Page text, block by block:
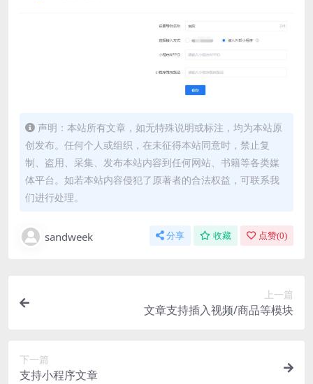
声明：本站所有文章，如无特殊说明或标注，均为本站原
创发布。任何个人或组织，在未征得本站同意时，禁止复
制、盗用、采集、发布本站内容到任何网站、书籍等各类媒
体平台。如若本站内容侵犯了原著者的合法权益，可联系我
们进行处理。
sandweek 分享 收藏 点赞(0)
上一篇
文章支持插入视频/商品等模块
下一篇
支持小程序文章